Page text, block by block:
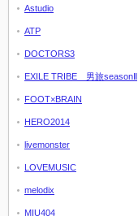
Astudio
ATP
DOCTORS3
EXILE TRIBE 男旅seasonⅡ
FOOT×BRAIN
HERO2014
livemonster
LOVEMUSIC
melodix
MIU404